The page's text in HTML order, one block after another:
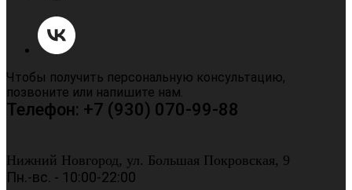
Чтобы получить персональную консультацию,
позвоните или напишите нам.
Телефон: +7 (930) 070-99-88
Нижний Новгород, ул. Большая Покровская, 9
Пн.-вс. - 10:00-22:00